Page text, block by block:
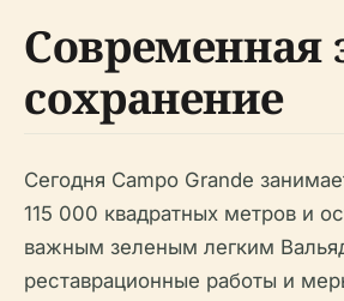
Современная
сохранение
Сегодня Campo Grande
115 000 квадратных метров и
важным зеленым легким
реставрационные работы и